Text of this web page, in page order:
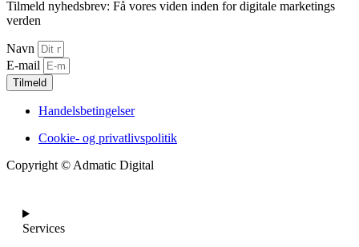
Tilmeld nyhedsbrev: Få vores viden inden for digitale marketings
verden
Navn
E-mail
Tilmeld
Handelsbetingelser
Cookie- og privatlivspolitik
Copyright © Admatic Digital
Services